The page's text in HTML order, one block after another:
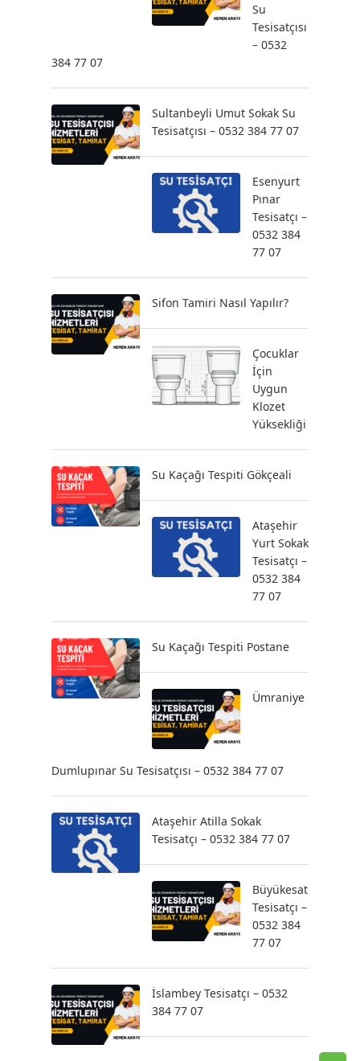
Su
Tesisatçısı
– 0532
384 77 07
Sultanbeyli Umut Sokak Su
Tesisatçısı – 0532 384 77 07
Esenyurt
Pınar
Tesisatçı –
0532 384
77 07
Sifon Tamiri Nasıl Yapılır?
Çocuklar
İçin
Uygun
Klozet
Yüksekliği
Su Kaçağı Tespiti Gökçeali
Ataşehir
Yurt Sokak
Tesisatçı –
0532 384
77 07
Su Kaçağı Tespiti Postane
Ümraniye
Dumlupınar Su Tesisatçısı – 0532 384 77 07
Ataşehir Atilla Sokak
Tesisatçı – 0532 384 77 07
Büyükesat
Tesisatçı –
0532 384
77 07
İslambey Tesisatçı – 0532
384 77 07